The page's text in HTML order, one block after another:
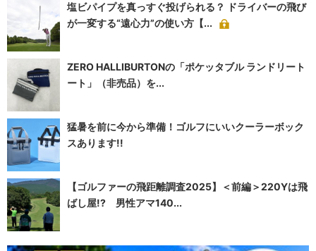
塩ビパイプを真っすぐ投げられる？ ドライバーの飛び
が一変する“遠心力”の使い方【...
ZERO HALLIBURTONの「ポケッタブル ランドリート
ート」（非売品）を...
猛暑を前に今から準備！ゴルフにいいクーラーボック
スあります!!
【ゴルファーの飛距離調査2025】＜前編＞220Yは飛
ばし屋!? 男性アマ140...